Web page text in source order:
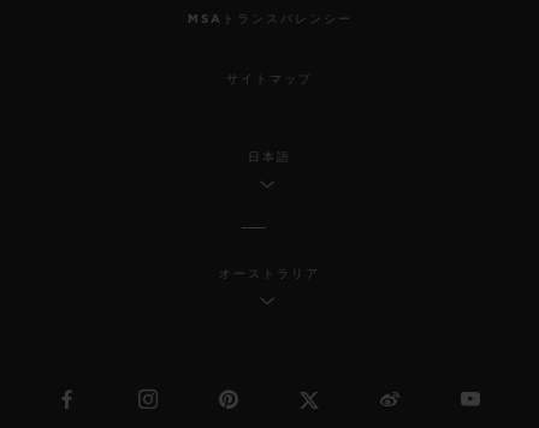
MSAトランスパレンシー
サイトマップ
日本語
オーストラリア